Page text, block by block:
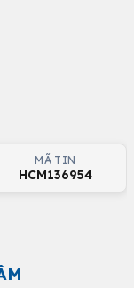
MÃ TIN
HCM136954